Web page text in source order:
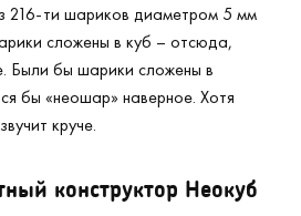
216-ти шариков диаметром 5 мм
сложены в куб – отсюда,
Были бы шарики сложены в
бы «неошар» наверное. Хотя
круче.
конструктор Неокуб